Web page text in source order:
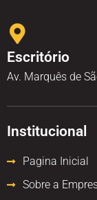
Escritório
Av. Marquês de
Institucional
Pagina Inicial
Sobre a